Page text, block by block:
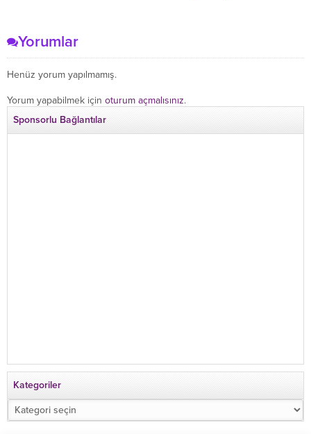
Yorumlar
Henüz yorum yapılmamış.
Yorum yapabilmek için oturum açmalısınız.
Sponsorlu Bağlantılar
Kategoriler
Kategoriler